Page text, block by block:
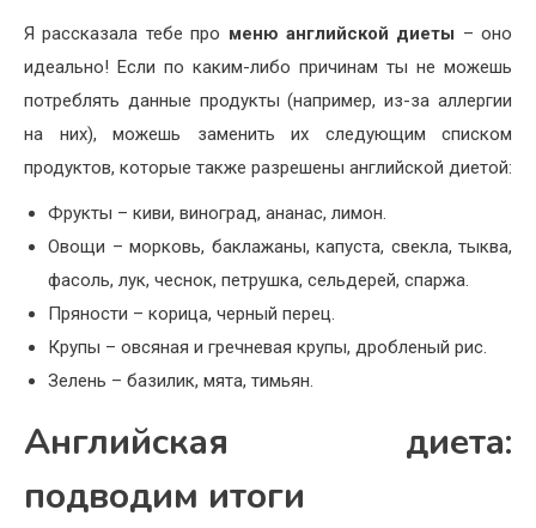
Я рассказала тебе про меню английской диеты – оно
идеально! Если по каким-либо причинам ты не можешь
потреблять данные продукты (например, из-за аллергии
на них), можешь заменить их следующим списком
продуктов, которые также разрешены английской диетой:
Фрукты – киви, виноград, ананас, лимон.
Овощи – морковь, баклажаны, капуста, свекла, тыква,
фасоль, лук, чеснок, петрушка, сельдерей, спаржа.
Пряности – корица, черный перец.
Крупы – овсяная и гречневая крупы, дробленый рис.
Зелень – базилик, мята, тимьян.
Английская диета:
подводим итоги